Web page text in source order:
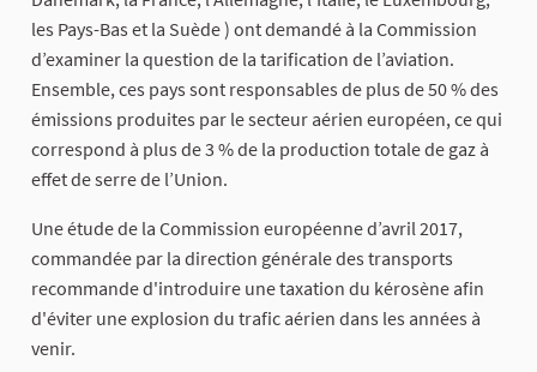
les Pays-Bas et la Suède ) ont demandé à la Commission
d’examiner la question de la tarification de l’aviation.
Ensemble, ces pays sont responsables de plus de 50 % des
émissions produites par le secteur aérien européen, ce qui
correspond à plus de 3 % de la production totale de gaz à
effet de serre de l’Union.
Une étude de la Commission européenne d’avril 2017,
commandée par la direction générale des transports
recommande d'introduire une taxation du kérosène afin
d'éviter une explosion du trafic aérien dans les années à
venir.